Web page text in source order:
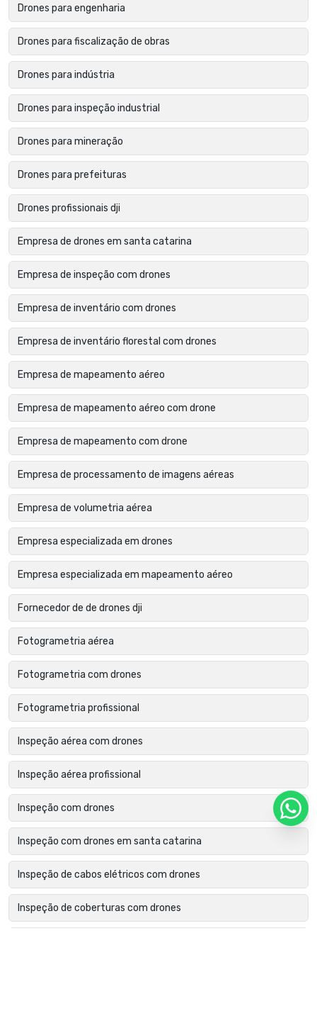
Drones para engenharia
Drones para fiscalização de obras
Drones para indústria
Drones para inspeção industrial
Drones para mineração
Drones para prefeituras
Drones profissionais dji
Empresa de drones em santa catarina
Empresa de inspeção com drones
Empresa de inventário com drones
Empresa de inventário florestal com drones
Empresa de mapeamento aéreo
Empresa de mapeamento aéreo com drone
Empresa de mapeamento com drone
Empresa de processamento de imagens aéreas
Empresa de volumetria aérea
Empresa especializada em drones
Empresa especializada em mapeamento aéreo
Fornecedor de de drones dji
Fotogrametria aérea
Fotogrametria com drones
Fotogrametria profissional
Inspeção aérea com drones
Inspeção aérea profissional
Inspeção com drones
Inspeção com drones em santa catarina
Inspeção de cabos elétricos com drones
Inspeção de coberturas com drones